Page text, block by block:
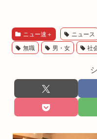
ニュー速＋ ニュース
無職 男・女 社